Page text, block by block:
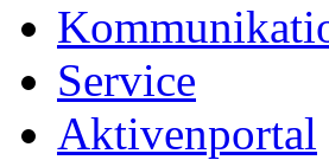
Service
Aktivenportal